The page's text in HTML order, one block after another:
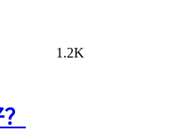
1.2K